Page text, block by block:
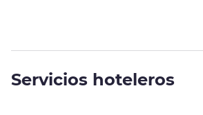
Servicios hoteleros